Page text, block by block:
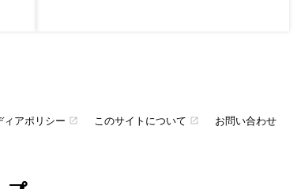
ィアポリシー open_in_new このサイトについて open_in_new お問い合わせ